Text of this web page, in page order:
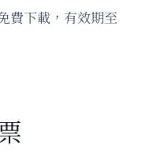
費下載，有效期至